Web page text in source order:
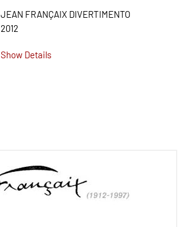
JEAN FRANÇAIX DIVERTIMENTO
2012
Show Details